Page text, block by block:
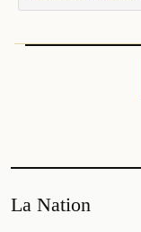
La Nation